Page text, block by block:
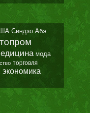
Синдзо Абэ
мода
торговля
экономика